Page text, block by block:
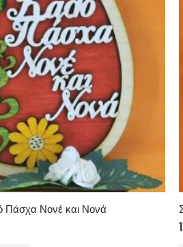
Πάσχα Νονέ και Νονά